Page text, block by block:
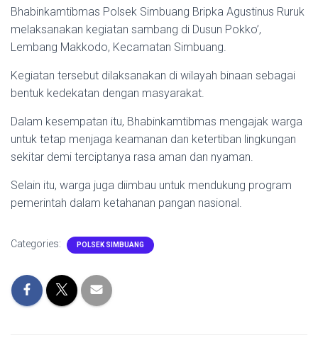
Bhabinkamtibmas Polsek Simbuang Bripka Agustinus Ruruk
melaksanakan kegiatan sambang di Dusun Pokko’,
Lembang Makkodo, Kecamatan Simbuang.
Kegiatan tersebut dilaksanakan di wilayah binaan sebagai
bentuk kedekatan dengan masyarakat.
Dalam kesempatan itu, Bhabinkamtibmas mengajak warga
untuk tetap menjaga keamanan dan ketertiban lingkungan
sekitar demi terciptanya rasa aman dan nyaman.
Selain itu, warga juga diimbau untuk mendukung program
pemerintah dalam ketahanan pangan nasional.
Categories: POLSEK SIMBUANG